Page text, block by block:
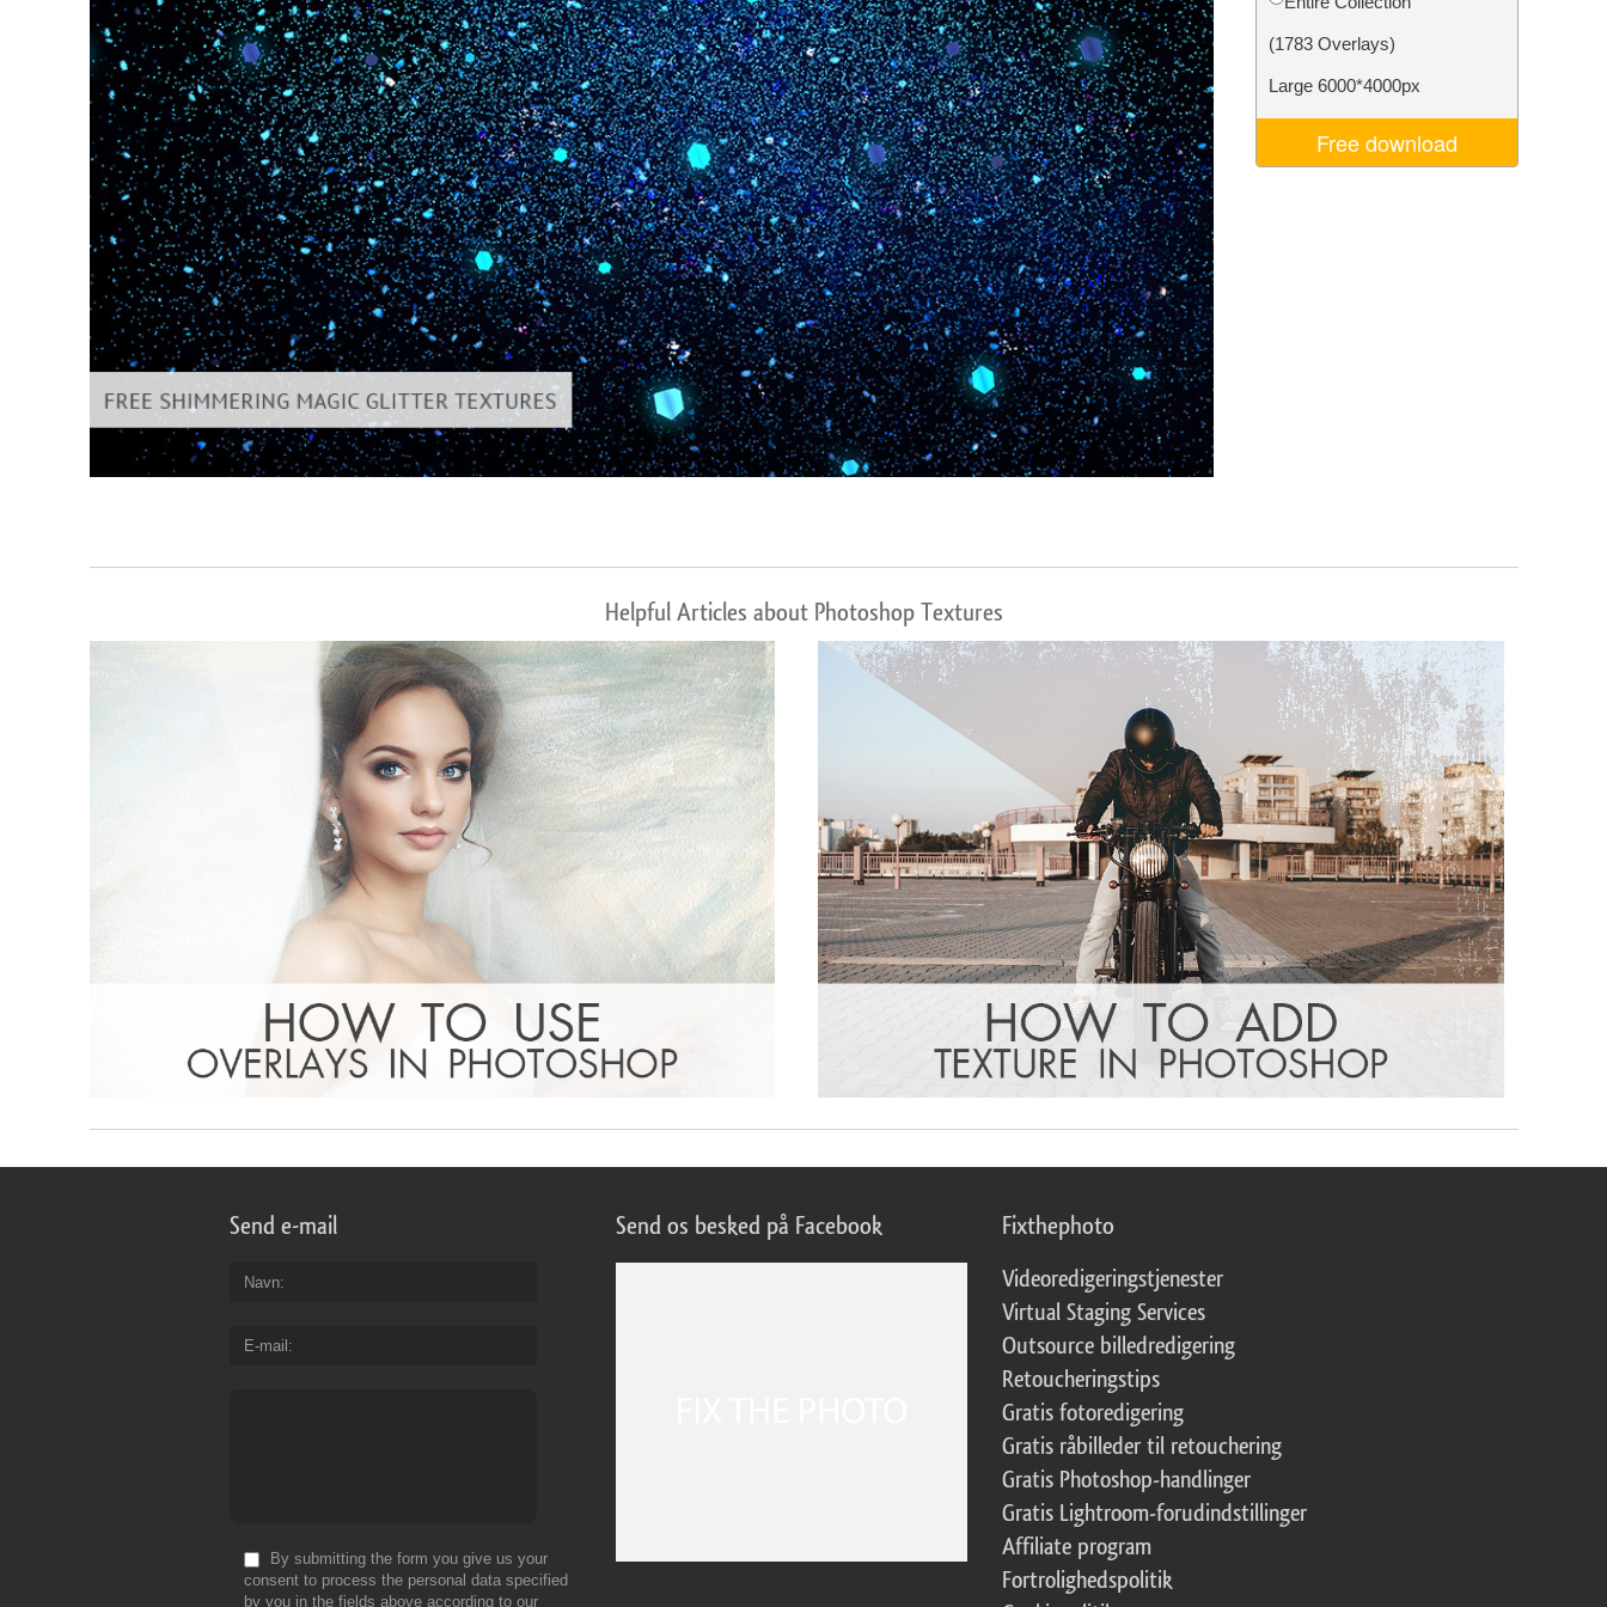
Produktfotoredigering Fotoredigering af smykker AI-træningsdata Video Editing Services
(1783 Overlays)
Large 6000*4000px
Free download
Helpful Articles about Photoshop Textures
Send e-mail
Navn
E-mail
By submitting the form you give us your
consent to process the personal data specified
by you in the fields above according to our
Send os besked på Facebook Fixthephoto
Videoredigeringstjenester
Virtual Staging Services
Outsource billedredigering
Retoucheringstips
Gratis fotoredigering
Gratis råbilleder til retouchering
Gratis Photoshop-handlinger
Gratis Lightroom-forudindstillinger
Affiliate program
Fortrolighedspolitik